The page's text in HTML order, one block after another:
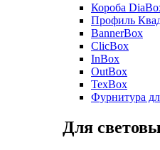
Короба
Профиль
BannerBox
ClicBox
InBox
OutBox
TexBox
Фурнитура
Для